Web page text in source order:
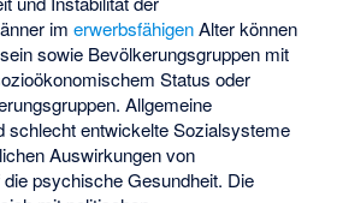
imerwerbsfähigenAlter können
sowie Bevölkerungsgruppen mit
Status oder
Allgemeine
schlecht entwickelte Sozialsysteme
Auswirkungen von
psychische Gesundheit. Die